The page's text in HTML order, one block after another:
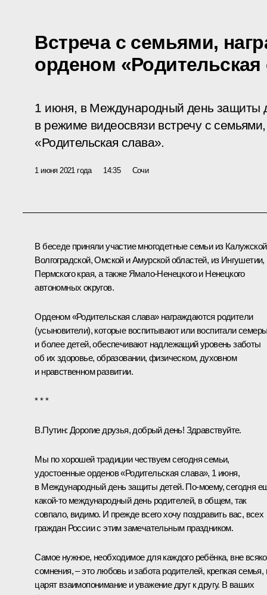
Встреча с семьями,
орденом «Родительская
1 июня, в Международный день защиты
в режиме видеосвязи встречу с
«Родительская слава».
1 июня 2021 года 14:35 Сочи
В беседе приняли участие многодетные семьи из
Волгоградской, Омской и Амурской областей, из Ингушетии,
Пермского края, а также Ямало-Ненецкого и Ненецкого
автономных округов.
Орденом «Родительская слава» награждаются родители
(усыновители), которые воспитывают или воспитали
и более детей, обеспечивают надлежащий уровень заботы
об их здоровье, образовании, физическом, духовном
и нравственном развитии.
* * *
В.Путин: Дорогие друзья, добрый день! Здравствуйте.
Мы по хорошей традиции чествуем сегодня семьи,
удостоенные орденов «Родительская слава», 1 июня,
в Международный день защиты детей. По-моему, сегодня
какой-то международный день родителей, в общем, так
совпало, видимо. И прежде всего хочу поздравить вас, всех
граждан России с этим замечательным праздником.
Самое нужное, необходимое для каждого ребёнка, вне
сомнения, – это любовь и забота родителей, крепкая семья,
царят взаимопонимание и уважение друг к другу. В ваших